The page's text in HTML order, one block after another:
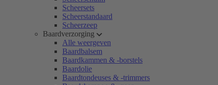
Scheersets
Scheerstandaard
Scheerzeep
Baardverzorging
Alle weergeven
Baardbalsem
Baardkammen & -borstels
Baardolie
Baardtondeuses & -trimmers